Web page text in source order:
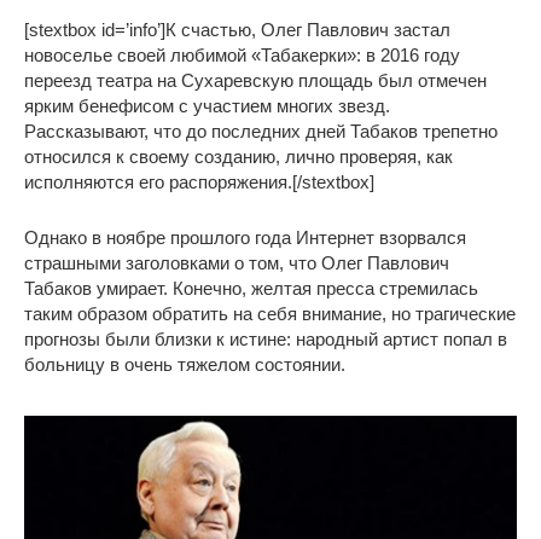
[stextbox id=’info’]К счастью, Олег Павлович застал
новоселье своей любимой «Табакерки»: в 2016 году
переезд театра на Сухаревскую площадь был отмечен
ярким бенефисом с участием многих звезд.
Рассказывают, что до последних дней Табаков трепетно
относился к своему созданию, лично проверяя, как
исполняются его распоряжения.[/stextbox]
Однако в ноябре прошлого года Интернет взорвался
страшными заголовками о том, что Олег Павлович
Табаков умирает. Конечно, желтая пресса стремилась
таким образом обратить на себя внимание, но трагические
прогнозы были близки к истине: народный артист попал в
больницу в очень тяжелом состоянии.